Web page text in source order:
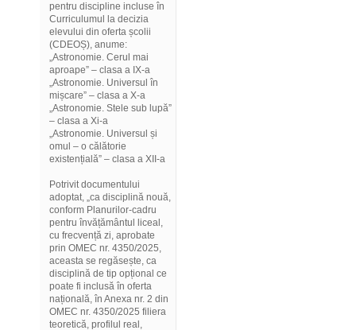
pentru discipline incluse în
Curriculumul la decizia
elevului din oferta școlii
(CDEOȘ), anume:
„Astronomie. Cerul mai
aproape” – clasa a IX-a
„Astronomie. Universul în
mișcare” – clasa a X-a
„Astronomie. Stele sub lupă”
– clasa a Xi-a
„Astronomie. Universul și
omul – o călătorie
existențială” – clasa a XII-a
Potrivit documentului
adoptat, „ca disciplină nouă,
conform Planurilor-cadru
pentru învățământul liceal,
cu frecvență zi, aprobate
prin OMEC nr. 4350/2025,
aceasta se regăsește, ca
disciplină de tip opțional ce
poate fi inclusă în oferta
națională, în Anexa nr. 2 din
OMEC nr. 4350/2025 filiera
teoretică, profilul real,